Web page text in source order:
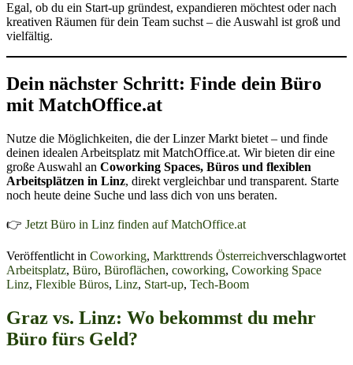
Egal, ob du ein Start-up gründest, expandieren möchtest oder nach
kreativen Räumen für dein Team suchst – die Auswahl ist groß und
vielfältig.
Dein nächster Schritt: Finde dein Büro
mit MatchOffice.at
Nutze die Möglichkeiten, die der Linzer Markt bietet – und finde
deinen idealen Arbeitsplatz mit MatchOffice.at. Wir bieten dir eine
große Auswahl an Coworking Spaces, Büros und flexiblen
Arbeitsplätzen in Linz, direkt vergleichbar und transparent. Starte
noch heute deine Suche und lass dich von uns beraten.
👉 Jetzt Büro in Linz finden auf MatchOffice.at
Veröffentlicht in Coworking, Markttrends Österreichverschlagwortet
Arbeitsplatz, Büro, Büroflächen, coworking, Coworking Space
Linz, Flexible Büros, Linz, Start-up, Tech-Boom
Graz vs. Linz: Wo bekommst du mehr
Büro fürs Geld?